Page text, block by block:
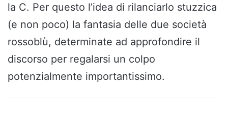
la C. Per questo l’idea di rilanciarlo stuzzica
(e non poco) la fantasia delle due società
rossoblù, determinate ad approfondire il
discorso per regalarsi un colpo
potenzialmente importantissimo.